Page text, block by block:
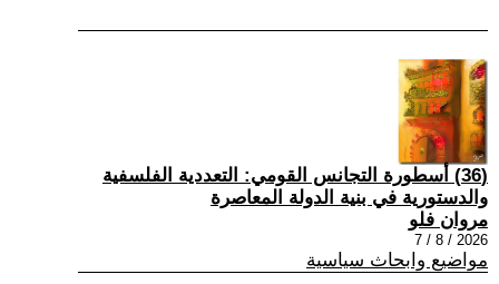
(36) أسطورة التجانس القومي: التعددية الفلسفية
والدستورية في بنية الدولة المعاصرة
مروان فلو
2026 / 8 / 7
مواضيع وابحاث سياسية